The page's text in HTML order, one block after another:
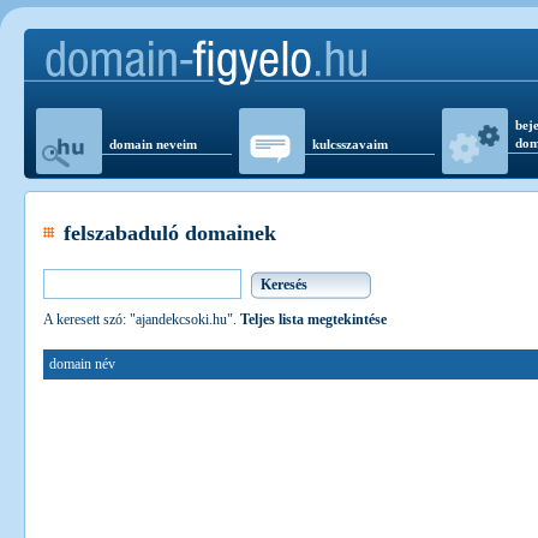
domain neveim kulcsszavaim
felszabaduló domainek
A keresett szó: "ajandekcsoki.hu". Teljes lista megtekintése
domain név